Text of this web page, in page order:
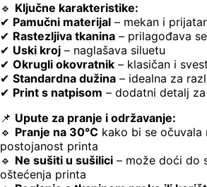
🔹 Ključne karakteristike:
✔ Pamučni materijal – mekan i
✔ Rastezljiva tkanina – prilagođava
✔ Uski kroj – naglašava siluetu
✔ Okrugli okovratnik – klasičan i
✔ Standardna dužina – idealna za
✔ Print s natpisom – dodatni detalj
📌 Upute za pranje i održavanje:
🔹 Pranje na 30°C kako bi se očuvala
postojanost printa
🔹 Ne sušiti u sušilici – može doći do
oštećenja printa